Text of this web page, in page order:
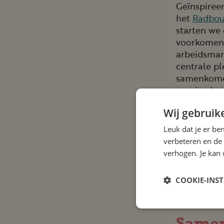
het
starten
centrale
manier,
Nu zien
omdat
een
kan
Wij
Leuk dat je er
verbeteren en
verhogen. Je
COOKIE-